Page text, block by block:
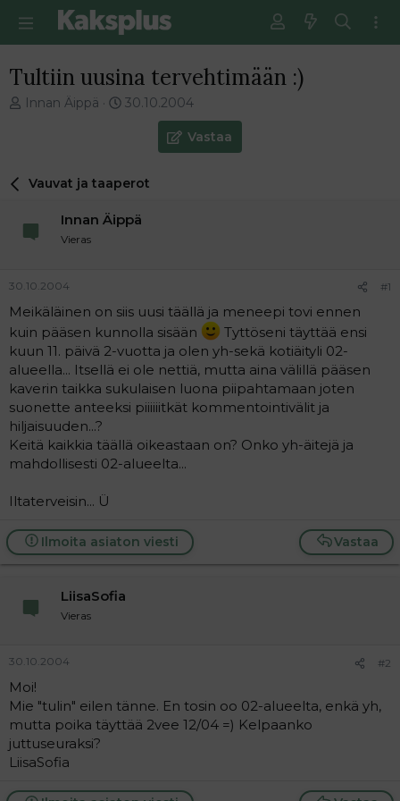
Tultiin uusina tervehtimään :)
V
e
t
n
a
o
i
t
t
a
j
a
Innan Äippä
E
m
i
i
s
t
i
30.10.2004
Vastaa
Vauvat ja taaperot
Innan Äippä
Vieras
30.10.2004 #1
Meikäläinen on siis uusi täällä ja meneepi tovi ennen
kuin pääsen kunnolla sisään
Tyttöseni täyttää ensi
kuun 11. päivä 2-vuotta ja olen yh-sekä kotiäityli 02-
alueella... Itsellä ei ole nettiä, mutta aina välillä pääsen
kaverin taikka sukulaisen luona piipahtamaan joten
suonette anteeksi piiiiiitkät kommentointivälit ja
hiljaisuuden...?
Keitä kaikkia täällä oikeastaan on? Onko yh-äitejä ja
mahdollisesti 02-alueelta...
Iltaterveisin... Ü
Vastaa
Ilmoita asiaton viesti
LiisaSofia
Vieras
30.10.2004 #2
Moi!
Mie "tulin" eilen tänne. En tosin oo 02-alueelta, enkä yh,
mutta poika täyttää 2vee 12/04 =) Kelpaanko
juttuseuraksi?
LiisaSofia